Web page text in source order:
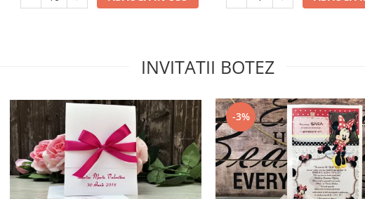
INVITATII BOTEZ
-3%